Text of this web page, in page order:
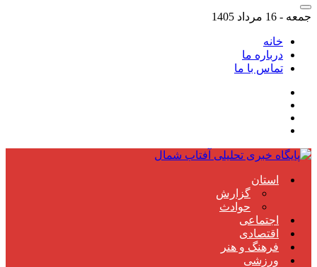
جمعه - 16 مرداد 1405
خانه
درباره ما
تماس با ما
استان
گزارش
حوادث
اجتماعی
اقتصادی
فرهنگ و هنر
ورزشی